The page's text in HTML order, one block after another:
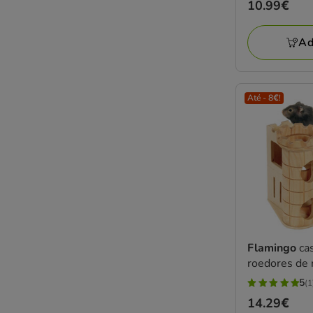
Preço
10.99€
10.99€
Até - 8€!
Flamingo
roedores de
5
estrelas
5
Preço
14.29€